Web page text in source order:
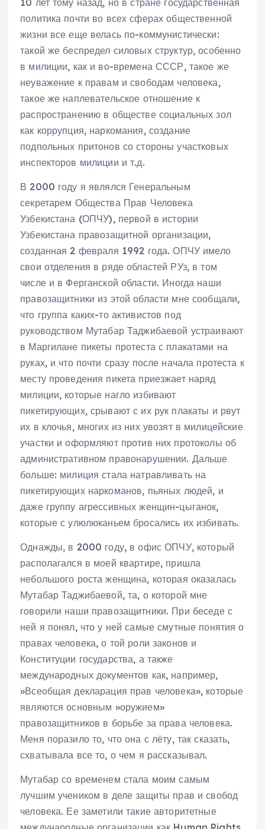
10 лет тому назад, но в стране государственная
политика почти во всех сферах общественной
жизни все еще велась по-коммунистически:
такой же беспредел силовых структур, особенно
в милиции, как и во-времена СССР, такое же
неуважение к правам и свободам человека,
такое же наплевательское отношение к
распространению в обществе социальных зол
как коррупция, наркомания, создание
подпольных притонов со стороны участковых
инспекторов милиции и т.д.
В 2000 году я являлся Генеральным
секретарем Общества Прав Человека
Узбекистана (ОПЧУ), первой в истории
Узбекистана правозащитной организации,
созданная 2 февраля 1992 года. ОПЧУ имело
свои отделения в ряде областей РУз, в том
числе и в Ферганской области. Иногда наши
правозащитники из этой области мне сообщали,
что группа каких-то активистов под
руководством Мутабар Таджибаевой устраивают
в Маргилане пикеты протеста с плакатами на
руках, и что почти сразу после начала протеста к
месту проведения пикета приезжает наряд
милиции, которые нагло избивают
пикетирующих, срывают с их рук плакаты и рвут
их в клочья, многих из них увозят в милицейские
участки и оформляют против них протоколы об
административном правонарушении. Дальше
больше: милиция стала натравливать на
пикетирующих наркоманов, пьяных людей, и
даже группу агрессивных женщин-цыганок,
которые с улюлюканьем бросались их избивать.
Однажды, в 2000 году, в офис ОПЧУ, который
располагался в моей квартире, пришла
небольшого роста женщина, которая оказалась
Мутабар Таджибаевой, та, о которой мне
говорили наши правозащитники. При беседе с
ней я понял, что у ней самые смутные понятия о
правах человека, о той роли законов и
Конституции государства, а также
международных документов как, например,
»Всеобщая декларация прав человека», которые
являются основным »оружием»
правозащитников в борьбе за права человека.
Меня поразило то, что она с лёту, так сказать,
схватывала все то, о чем я рассказывал.
Мутабар со временем стала моим самым
лучшим учеником в деле защиты прав и свобод
человека. Ее заметили такие авторитетные